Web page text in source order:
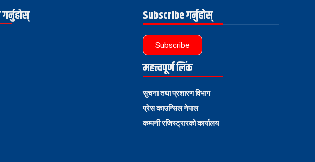
Subscribe गर्नुहोस्
Subscribe
महत्त्वपूर्ण लिंक
सुचना तथा प्रशारण विभाग
प्रेस काउन्सिल नेपाल
कम्पनी रजिस्ट्रारको कार्यालय